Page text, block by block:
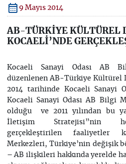
9 Mayıs 2014
AB-TÜRKİYE KÜLTÜREL
KOCAELİ’NDE
Kocaeli Sanayi Odası AB
düzenlenen AB-Türkiye Kültürel
2014 tarihinde Kocaeli Sanayi
Kocaeli Sanayi Odası AB Bilgi
olduğu ve 2011 yılından bu
İletişim Stratejisi”nin
gerçekleştirilen faaliyetler
Merkezleri, Türkiye’nin değişik
– AB ilişkileri hakkında yerelde